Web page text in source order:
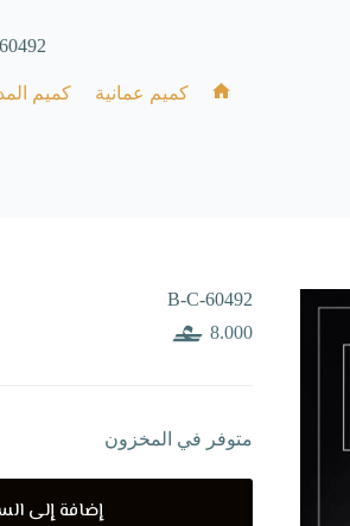
كميم عمانية كميم
B-C-60492
8.000
متوفر في المخزون
إضافة إلى